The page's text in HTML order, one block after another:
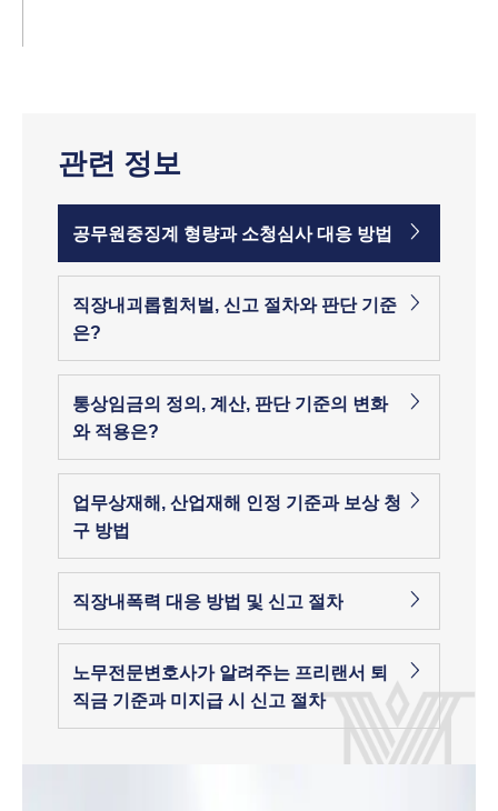
관련 정보
공무원중징계 형량과 소청심사 대응 방법
직장내괴롭힘처벌, 신고 절차와 판단 기준
은?
통상임금의 정의, 계산, 판단 기준의 변화
와 적용은?
업무상재해, 산업재해 인정 기준과 보상 청
구 방법
직장내폭력 대응 방법 및 신고 절차
노무전문변호사가 알려주는 프리랜서 퇴
직금 기준과 미지급 시 신고 절차